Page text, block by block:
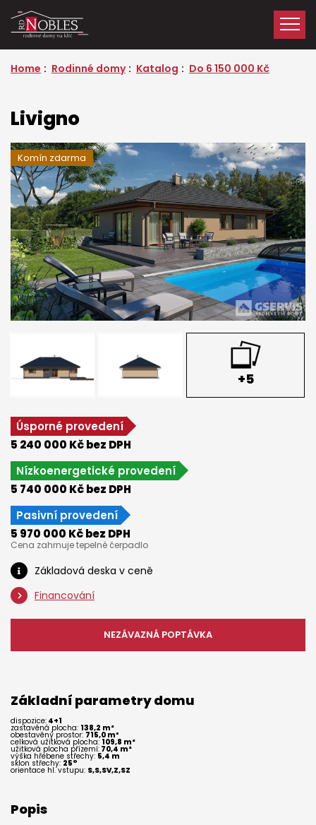
Home Rodinné domy Katalog Do 6 150 000 Kč
Livigno
Komín zdarma
+5
Úsporné provedení
5 240 000 Kč bez DPH
Nízkoenergetické provedení
5 740 000 Kč bez DPH
Pasivní provedení
5 970 000 Kč bez DPH
Cena zahrnuje tepelné čerpadlo
Základová deska v ceně
Financování
NEZÁVAZNÁ POPTÁVKA
Základní parametry domu
dispozice: 4+1
zastavěná plocha: 138,2 m²
obestavěný prostor: 715,0 m³
celková užitková plocha: 109,8 m²
užitková plocha přízemí: 70,4 m²
výška hřebene střechy: 5,4 m
sklon střechy: 25°
orientace hl. vstupu: S,S,SV,Z,SZ
Popis